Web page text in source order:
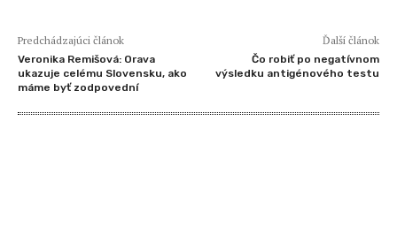
Predchádzajúci článok
Veronika Remišová: Orava
ukazuje celému Slovensku, ako
máme byť zodpovední
Ďalší článok
Čo robiť po negatívnom
výsledku antigénového testu